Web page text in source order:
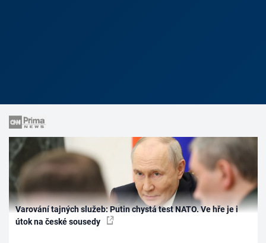
Varování tajných služeb: Putin chystá test NATO. Ve hře je i
útok na české sousedy